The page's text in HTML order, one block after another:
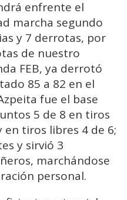
enfrente el
marcha segundo
y 7 derrotas, por
de nuestro
FEB, ya derrotó
85 a 82 en el
fue el base
5 de 8 en tiros
en tiros libres 4 de 6;
y sirvió 3
marchándose
personal.